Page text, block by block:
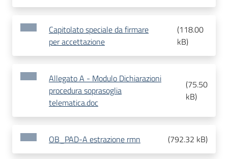
Capitolato speciale da firmare
per accettazione
(118.00
kB)
Allegato A - Modulo Dichiarazioni
procedura soprasoglia
telematica.doc
(75.50
kB)
OB_PAD-A estrazione rmn (792.32 kB)